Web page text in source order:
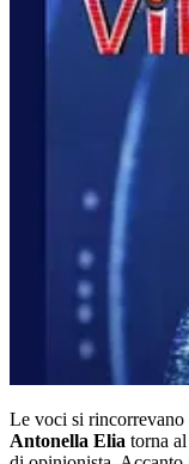
Le voci si rincorrevano
Antonella Elia torna al